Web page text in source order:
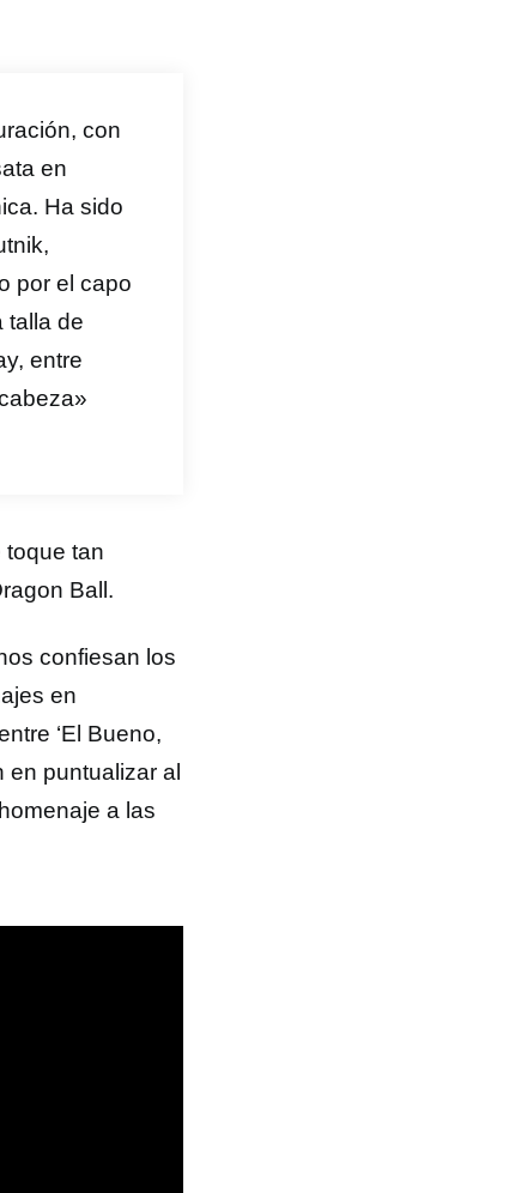
con
en
Ha sido
por el capo
talla de
entre
toque tan
Ball.
confiesan los
en
‘El Bueno,
en puntualizar al
a las